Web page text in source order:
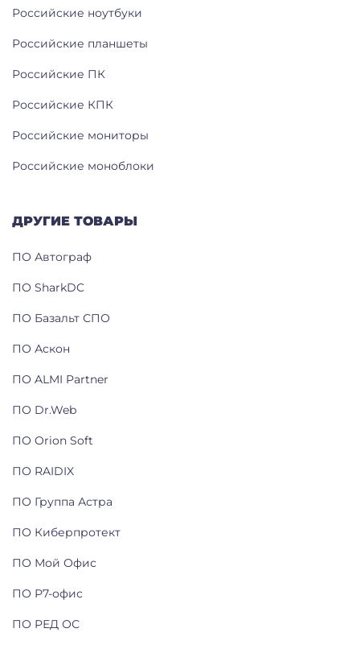
Российские ноутбуки
Российские планшеты
Российские ПК
Российские КПК
Российские мониторы
Российские моноблоки
ДРУГИЕ ТОВАРЫ
ПО Автограф
ПО SharkDC
ПО Базальт СПО
ПО Аскон
ПО ALMI Partner
ПО Dr.Web
ПО Orion Soft
ПО RAIDIX
ПО Группа Астра
ПО Киберпротект
ПО Мой Офис
ПО Р7-офис
ПО РЕД ОС